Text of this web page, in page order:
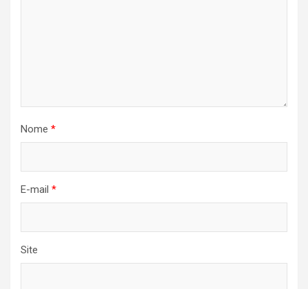
Nome *
E-mail *
Site